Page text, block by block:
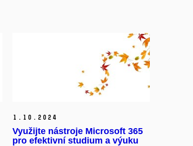
1. 10. 2024
Využijte nástroje Microsoft 365
pro efektivní studium a výuku